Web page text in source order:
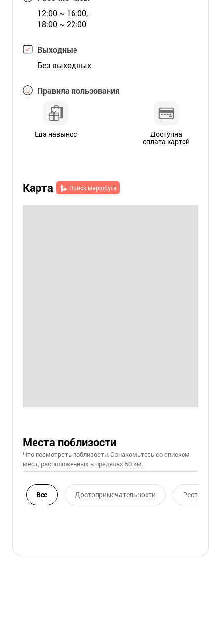
12:00 ~ 16:00,
18:00 ~ 22:00
Выходные
Без выходных
Правила пользования
Еда навынос
Доступна
оплата картой
Карта Поиск маршрута
Места поблизости
Что посмотреть поблизости. Ознакомьтесь со списком
мест, расположенных в пределах 50 км.
Все Достопримечательности Ресторан